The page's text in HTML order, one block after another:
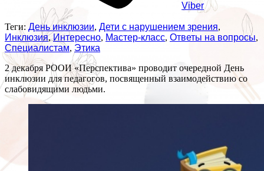
Viber
Теги: День инклюзии, Дети с нарушением зрения,
Инклюзия,Интересно, Мастер-класс, Ответы на вопросы,
Специалистам, Этика
2 декабря РООИ «Перспектива» проводит очередной День
инклюзии для педагогов, посвященный взаимодействию со
слабовидящими людьми.